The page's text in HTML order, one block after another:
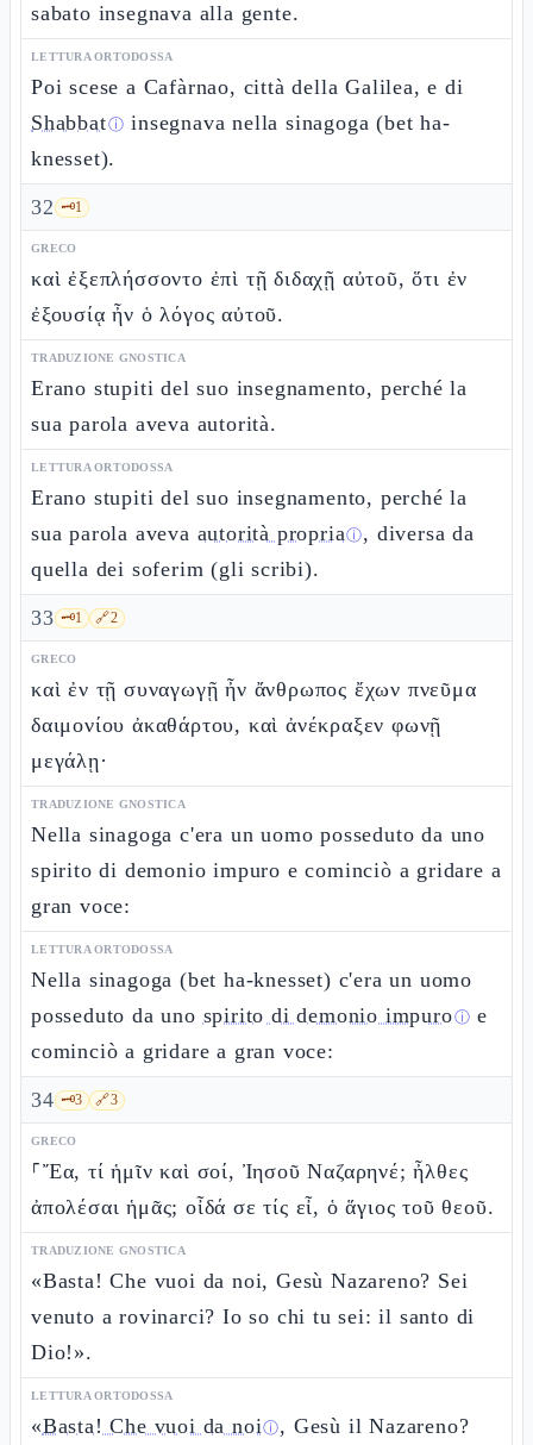
sabato insegnava alla gente.
LETTURA ORTODOSSA
Poi scese a Cafàrnao, città della Galilea, e di
Shabbatⓘ insegnava nella sinagoga (bet ha-
knesset).
32 🗝️1
GRECO
καὶ ἐξεπλήσσοντο ἐπὶ τῇ διδαχῇ αὐτοῦ, ὅτι ἐν
ἐξουσίᾳ ἦν ὁ λόγος αὐτοῦ.
TRADUZIONE GNOSTICA
Erano stupiti del suo insegnamento, perché la
sua parola aveva autorità.
LETTURA ORTODOSSA
Erano stupiti del suo insegnamento, perché la
sua parola aveva autorità propriaⓘ, diversa da
quella dei soferim (gli scribi).
33 🗝️1 🔗2
GRECO
καὶ ἐν τῇ συναγωγῇ ἦν ἄνθρωπος ἔχων πνεῦμα
δαιμονίου ἀκαθάρτου, καὶ ἀνέκραξεν φωνῇ
μεγάλῃ·
TRADUZIONE GNOSTICA
Nella sinagoga c'era un uomo posseduto da uno
spirito di demonio impuro e cominciò a gridare a
gran voce:
LETTURA ORTODOSSA
Nella sinagoga (bet ha-knesset) c'era un uomo
posseduto da uno spirito di demonio impuroⓘ e
cominciò a gridare a gran voce:
34 🗝️3 🔗3
GRECO
⸀Ἔα, τί ἡμῖν καὶ σοί, Ἰησοῦ Ναζαρηνέ; ἦλθες
ἀπολέσαι ἡμᾶς; οἶδά σε τίς εἶ, ὁ ἅγιος τοῦ θεοῦ.
TRADUZIONE GNOSTICA
«Basta! Che vuoi da noi, Gesù Nazareno? Sei
venuto a rovinarci? Io so chi tu sei: il santo di
Dio!».
LETTURA ORTODOSSA
«Basta! Che vuoi da noiⓘ, Gesù il Nazareno?